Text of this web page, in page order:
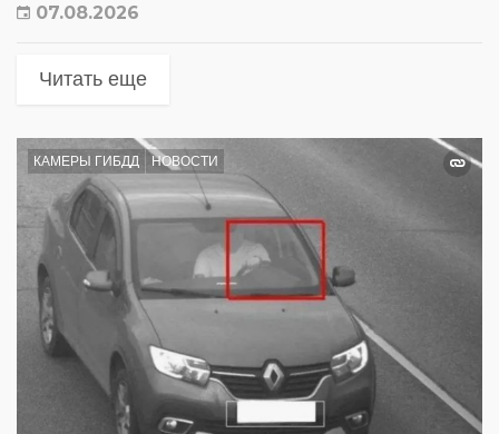
07.08.2026
Читать еще
КАМЕРЫ ГИБДД НОВОСТИ